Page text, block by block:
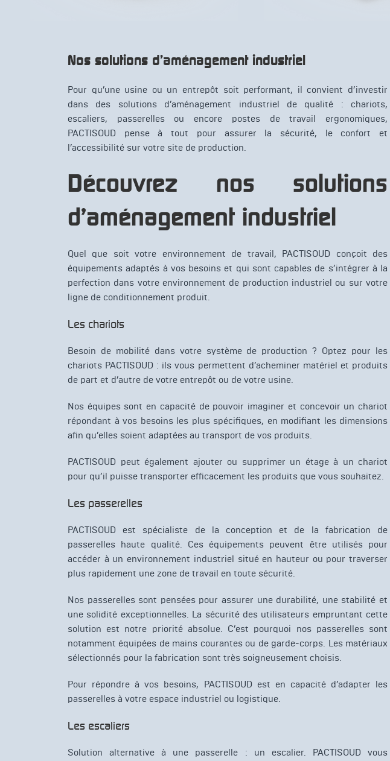
Nos solutions d’aménagement industriel
Pour qu’une usine ou un entrepôt soit performant, il convient d’investir
dans des solutions d’aménagement industriel de qualité : chariots,
escaliers, passerelles ou encore postes de travail ergonomiques,
PACTISOUD pense à tout pour assurer la sécurité, le confort et
l’accessibilité sur votre site de production.
Découvrez nos solutions
d’aménagement industriel
Quel que soit votre environnement de travail, PACTISOUD conçoit des
équipements adaptés à vos besoins et qui sont capables de s’intégrer à la
perfection dans votre environnement de production industriel ou sur votre
ligne de conditionnement produit.
Les chariots
Besoin de mobilité dans votre système de production ? Optez pour les
chariots PACTISOUD : ils vous permettent d’acheminer matériel et produits
de part et d’autre de votre entrepôt ou de votre usine.
Nos équipes sont en capacité de pouvoir imaginer et concevoir un chariot
répondant à vos besoins les plus spécifiques, en modifiant les dimensions
afin qu’elles soient adaptées au transport de vos produits.
PACTISOUD peut également ajouter ou supprimer un étage à un chariot
pour qu’il puisse transporter efficacement les produits que vous souhaitez.
Les passerelles
PACTISOUD est spécialiste de la conception et de la fabrication de
passerelles haute qualité. Ces équipements peuvent être utilisés pour
accéder à un environnement industriel situé en hauteur ou pour traverser
plus rapidement une zone de travail en toute sécurité.
Nos passerelles sont pensées pour assurer une durabilité, une stabilité et
une solidité exceptionnelles. La sécurité des utilisateurs empruntant cette
solution est notre priorité absolue. C’est pourquoi nos passerelles sont
notamment équipées de mains courantes ou de garde-corps. Les matériaux
sélectionnés pour la fabrication sont très soigneusement choisis.
Pour répondre à vos besoins, PACTISOUD est en capacité d’adapter les
passerelles à votre espace industriel ou logistique.
Les escaliers
Solution alternative à une passerelle : un escalier. PACTISOUD vous